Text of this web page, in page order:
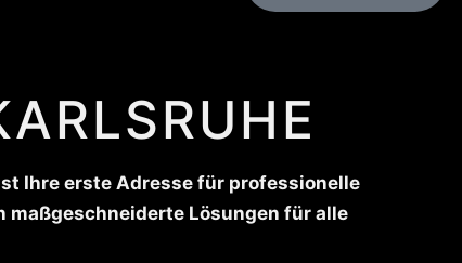
Ihre erste Adresse für professionelle
maßgeschneiderte Lösungen für alle